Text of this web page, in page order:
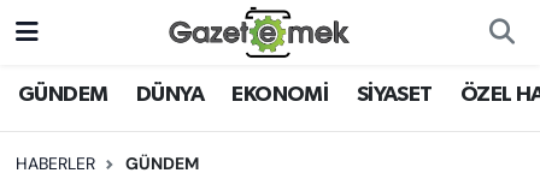
GÜNDEM DÜNYA EKONOMİ SİYASET ÖZEL
HABERLER GÜNDEM
DÜNYA
EKONOMİ
Nöbetçi Eczaneler
Hava Durumu